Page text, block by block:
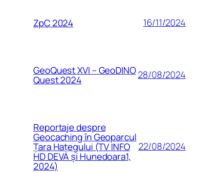
ZpC 2024 16/11/2024
GeoQuest XVI – GeoDINO
Quest 2024 28/08/2024
Reportaje despre
Geocaching în Geoparcul
Țara Hațegului (TV INFO
HD DEVA și Hunedoara1,
2024)
22/08/2024